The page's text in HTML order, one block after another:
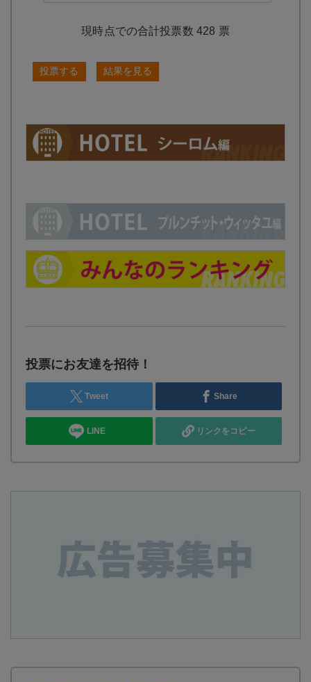
428 票
投票する 結果を見る
投票にお友達を招待！
Tweet Share
LINE リンクをコピー